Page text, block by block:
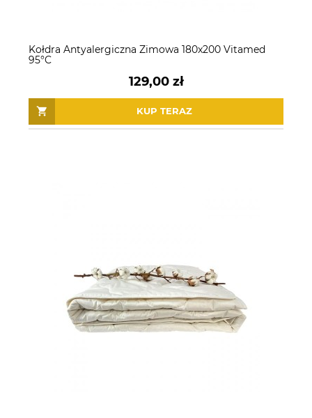
Kołdra Antyalergiczna Zimowa 180x200 Vitamed
95°C
129,00 zł
KUP TERAZ